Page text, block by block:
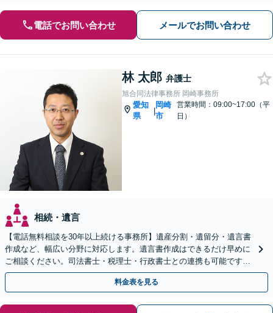
電話でお問い合わせ メールでお問い合わせ
林 太郎 弁護士
旭合同法律事務所 岡崎事務所
愛知
県
|
岡崎
市
営業時間：09:00~17:00（平
日）
相続・遺言
【電話無料相談を30年以上続ける事務所】遺産分割・遺留分・遺言書
作成など、幅広い分野に対応します。遺言書作成はできるだけ早めに
ご相談ください。司法書士・税理士・行政書士との連携も可能です
【初回面談相談30分無料】【夜間・休日の相談可能】
料金表を見る